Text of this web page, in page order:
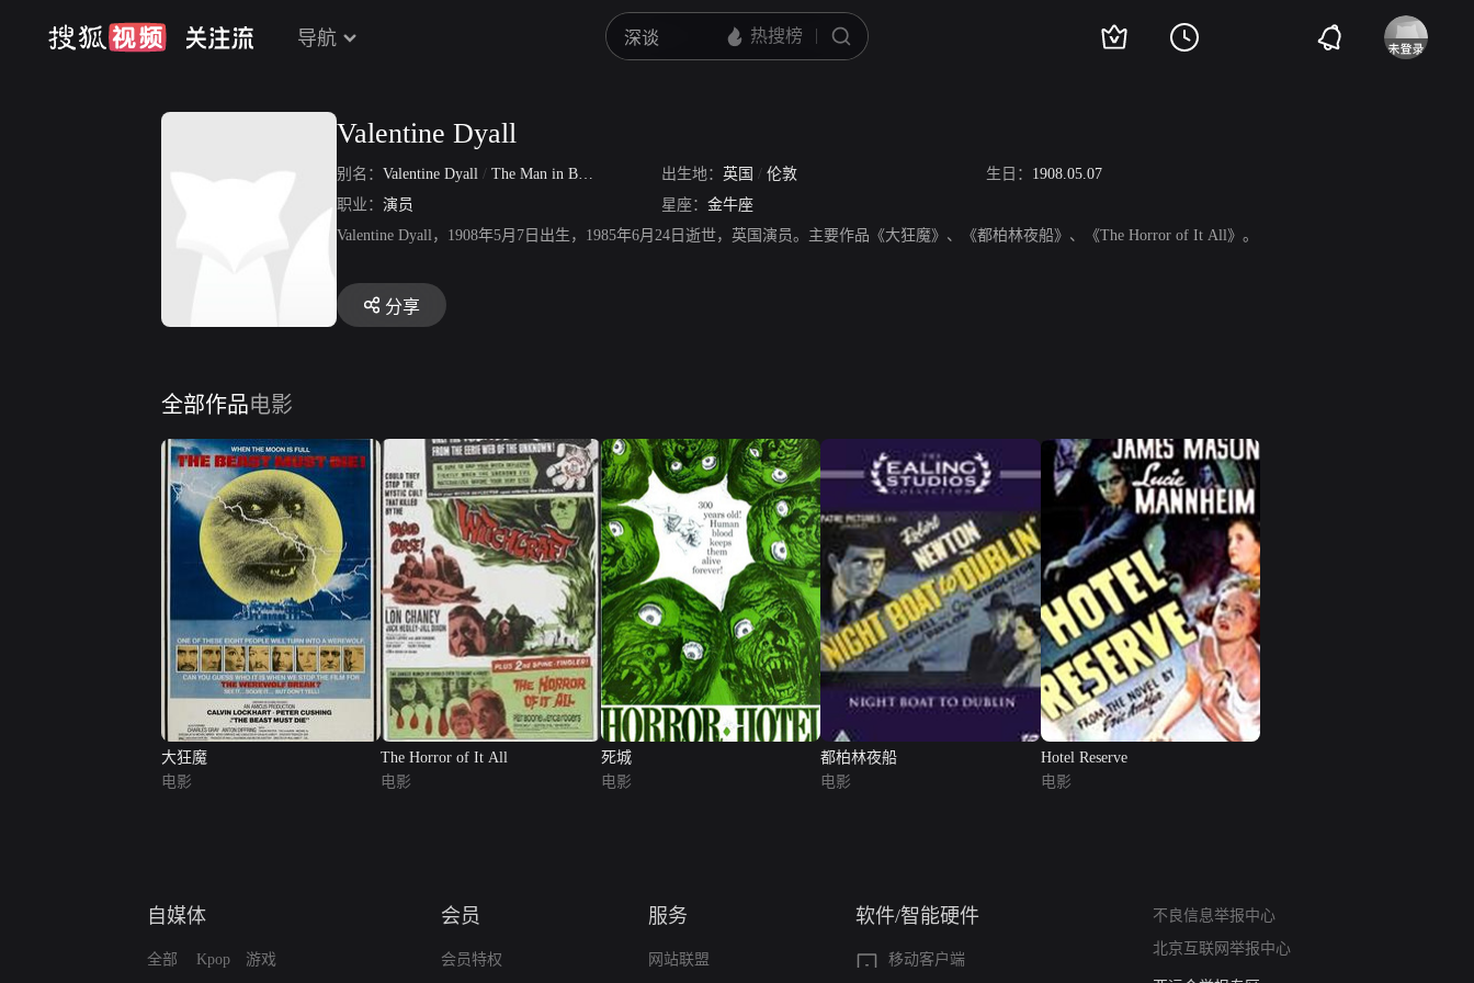
导航
Valentine Dyall
别名： Valentine Dyall / The Man in Black 出生地： 英国 / 伦敦 生日： 1908.05.07
职业： 演员 星座： 金牛座
Valentine Dyall，1908年5月7日出生，1985年6月24日逝世，英国演员。主要作品《大狂魔》、《都柏林夜船》、《The Horror of It All》。
分享
全部作品电影
大狂魔
电影
The Horror of It All
电影
死城
电影
都柏林夜船
电影
Hotel Reserve
电影
自媒体
全部 Kpop 游戏
会员
会员特权
服务
网站联盟
软件/智能硬件
移动客户端
不良信息举报中心
北京互联网举报中心
算法推荐专项举报